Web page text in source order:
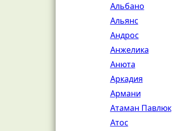
Альбано
Альянс
Андрос
Анжелика
Анюта
Аркадия
Армани
Атаман Павлюк
Атос